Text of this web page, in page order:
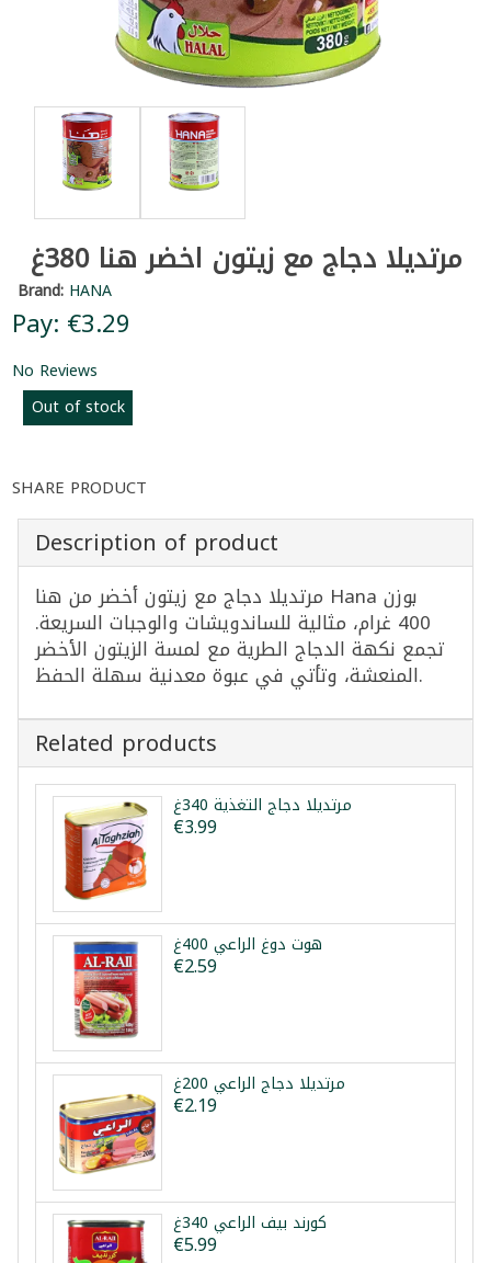
مرتديلا دجاج مع زيتون اخضر هنا 380غ
Brand: HANA
Pay: €3.29
No Reviews
Out of stock
SHARE PRODUCT
Description of product
مرتديلا دجاج مع زيتون أخضر من هنا Hana بوزن
400 غرام، مثالية للساندويشات والوجبات السريعة.
تجمع نكهة الدجاج الطرية مع لمسة الزيتون الأخضر
المنعشة، وتأتي في عبوة معدنية سهلة الحفظ.
Related products
مرتديلا دجاج التغذية 340غ
€3.99
هوت دوغ الراعي 400غ
€2.59
مرتديلا دجاج الراعي 200غ
€2.19
كورند بيف الراعي 340غ
€5.99